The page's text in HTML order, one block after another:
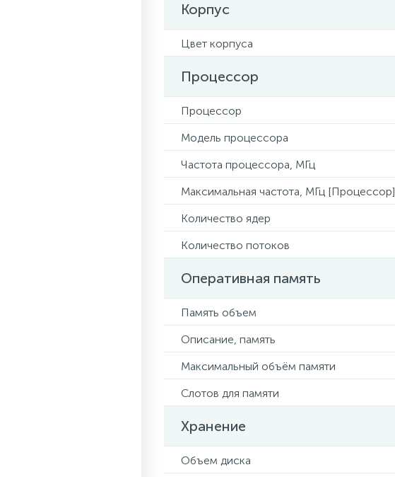
Корпус
Цвет корпуса
Процессор
Процессор
Модель процессора
Частота процессора, МГц
Максимальная частота, МГц [Процессор]
Количество ядер
Количество потоков
Оперативная память
Память объем
Описание, память
Максимальный объём памяти
Слотов для памяти
Хранение
Объем диска